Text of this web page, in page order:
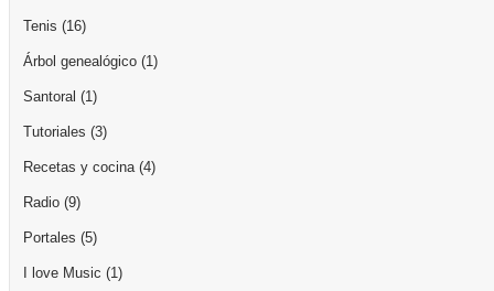
Tenis (16)
Árbol genealógico (1)
Santoral (1)
Tutoriales (3)
Recetas y cocina(4)
Radio (9)
Portales (5)
I love Music (1)